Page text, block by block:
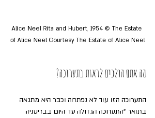
Alice Neel Rita and Hubert, 1954 © The Estate
of Alice Neel Courtesy The Estate of Alice Neel
מה אתם הולכים לראות בתערוכה?
התערוכה הזו עוד לא נפתחה וכבר היא מתגאה
בתואר "התערוכה הגדולה עד היום בבריטניה